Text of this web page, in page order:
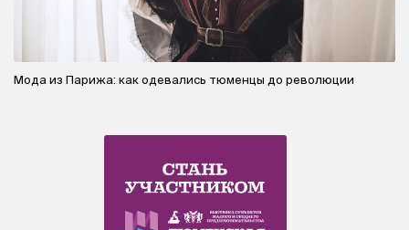
Мода из Парижа: как одевались тюменцы до революции